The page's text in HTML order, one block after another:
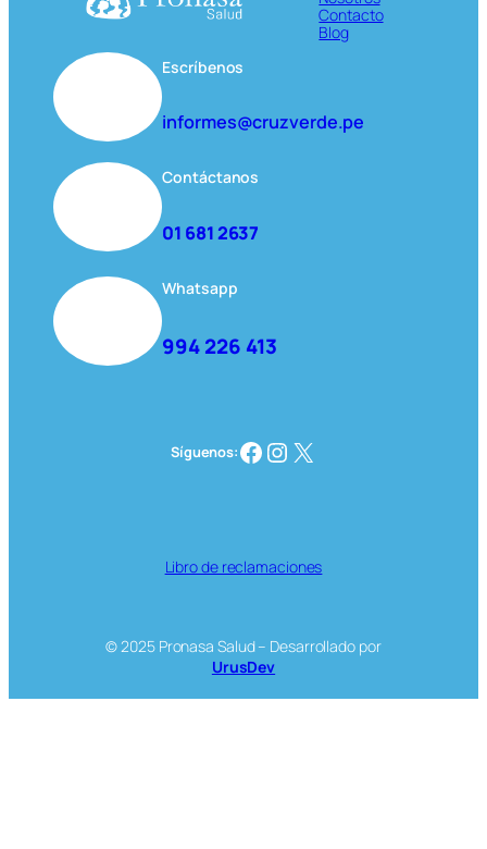
Contacto
Blog
Escríbenos
informes@cruzverde.pe
Contáctanos
01 681 2637
Whatsapp
994 226 413
Síguenos:Facebook Instagram X
Libro de reclamaciones
© 2025 Pronasa Salud – Desarrollado por
UrusDev